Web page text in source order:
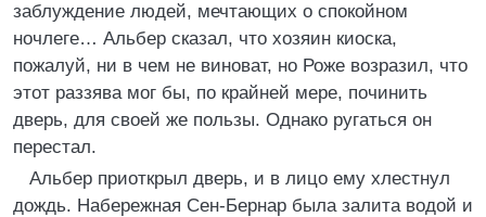
заблуждение людей, мечтающих о спокойном
ночлеге… Альбер сказал, что хозяин киоска,
пожалуй, ни в чем не виноват, но Роже возразил, что
этот раззява мог бы, по крайней мере, починить
дверь, для своей же пользы. Однако ругаться он
перестал.
Альбер приоткрыл дверь, и в лицо ему хлестнул
дождь. Набережная Сен-Бернар была залита водой и